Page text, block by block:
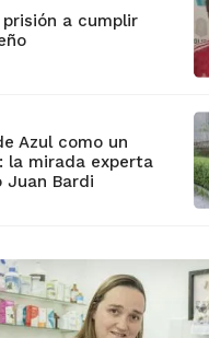
a cumplir
Azul como un
la mirada experta
Juan Bardi